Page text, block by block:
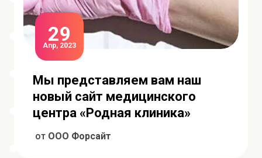
29
Апр, 2023
Мы представляем вам наш
новый сайт медицинского
центра «Родная клиника»
от ООО Форсайт